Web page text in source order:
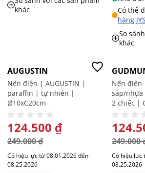
khác
Có thể
hàng
So
khác
AUGUSTIN
Nến điện | AUGUSTIN |
paraffin | tự nhiên |
Ø10xC20cm
GIÁ ĐẶC BIỆT
124.500 ₫
249.000 ₫
Có hiệu lực từ 08.01.2026 đến
08.25.2026
Nến điện
sáp/
2 chiếc |
GIÁ
249.000
Có hiệu lực
08.25.2026